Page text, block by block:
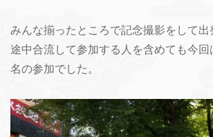
みんな揃ったところで記念撮影をして出
途中合流して参加する人を含めても今
名の参加でした。